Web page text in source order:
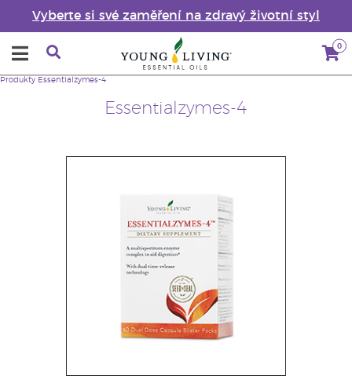
Vyberte si své zaměření na zdravý životní styl
0
Essentialzymes-4
Produkty Essentialzymes-4